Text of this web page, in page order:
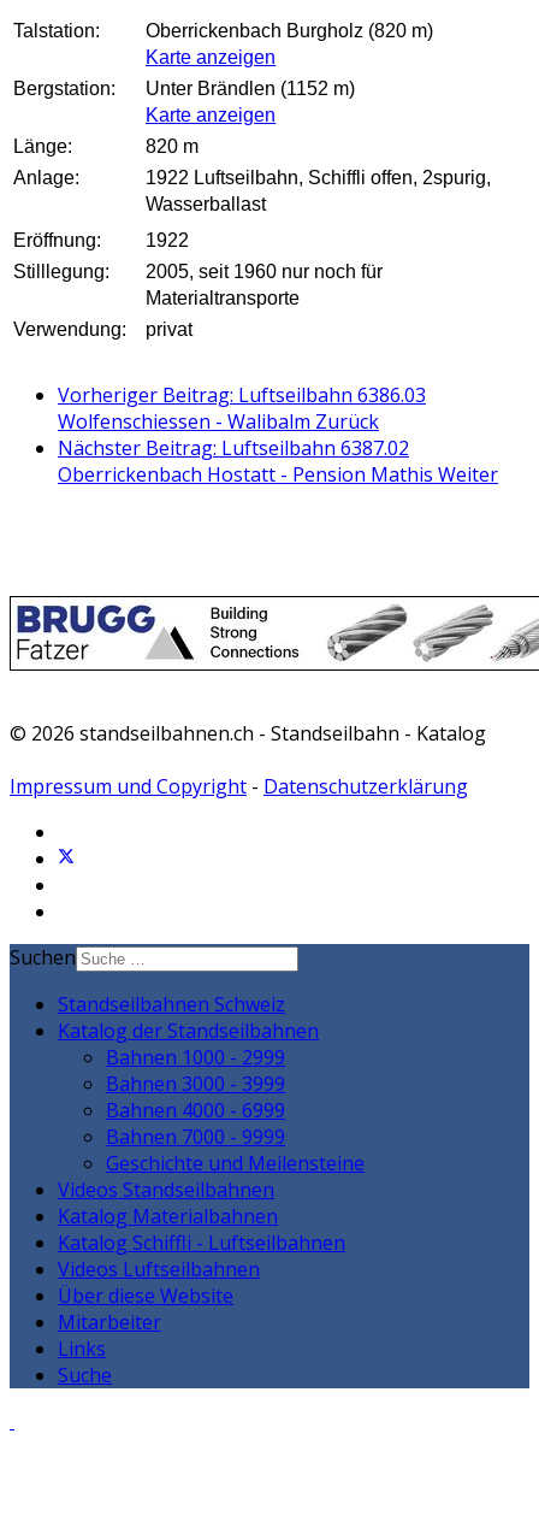
Talstation:
Oberrickenbach Burgholz (820 m)
Karte anzeigen
Bergstation:
Unter Brändlen (1152 m)
Karte anzeigen
Länge:
820 m
Anlage:
1922 Luftseilbahn, Schiffli offen, 2spurig,
Wasserballast
Eröffnung:
1922
Stilllegung:
2005, seit 1960 nur noch für
Materialtransporte
Verwendung:
privat
Vorheriger Beitrag: Luftseilbahn 6386.03
Wolfenschiessen - Walibalm Zurück
Nächster Beitrag: Luftseilbahn 6387.02
Oberrickenbach Hostatt - Pension Mathis Weiter
© 2026 standseilbahnen.ch - Standseilbahn - Katalog
Impressum und Copyright - Datenschutzerklärung
Suchen
Standseilbahnen Schweiz
Katalog der Standseilbahnen
Bahnen 1000 - 2999
Bahnen 3000 - 3999
Bahnen 4000 - 6999
Bahnen 7000 - 9999
Geschichte und Meilensteine
Videos Standseilbahnen
Katalog Materialbahnen
Katalog Schiffli - Luftseilbahnen
Videos Luftseilbahnen
Über diese Website
Mitarbeiter
Links
Suche